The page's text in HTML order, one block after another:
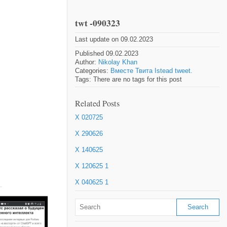
twt -090323
Last update on 09.02.2023
Published 09.02.2023
Author: Nikolay Khan
Categories: Вместе Твита Istead tweet.
Tags: There are no tags for this post
Related Posts
X 020725
X 290626
X 140625
X 120625 1
X 040625 1